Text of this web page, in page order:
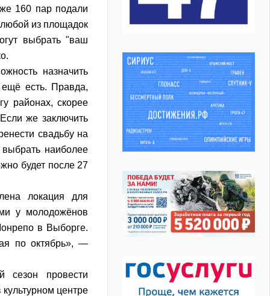
160 пар подали
из площадок
выбрать "ваш
назначить
есть. Правда,
районах, скорее
же заключить
свадьбу на
наиболее
будет после 27
локация для
у молодожёнов
в Выборге.
по октябрь», —
сезон провести
центре